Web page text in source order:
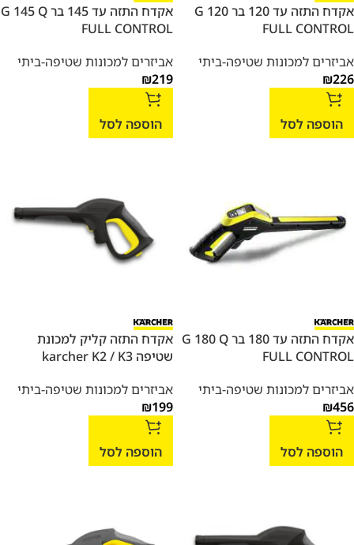
אקדח התזה עד 120 בר G 120
FULL CONTROL
אביזרים למכונות שטיפה-ביתי
₪226
הוספה לסל
אקדח התזה עד 145 בר G 145 Q
FULL CONTROL
אביזרים למכונות שטיפה-ביתי
₪219
הוספה לסל
אקדח התזה עד 180 בר G 180 Q
FULL CONTROL
אביזרים למכונות שטיפה-ביתי
₪456
הוספה לסל
אקדח התזה קליק למכונת
שטיפה karcher K2 / K3
אביזרים למכונות שטיפה-ביתי
₪199
הוספה לסל